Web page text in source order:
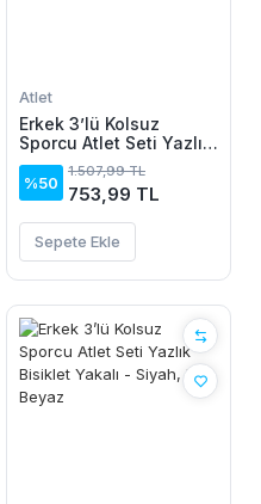
Atlet
Erkek 3’lü Kolsuz
Sporcu Atlet Seti Yazlık
Bisiklet Yakalı -
Lacivert, Kırmızı, Beyaz
%50
1.507,99 TL
753,99 TL
Sepete Ekle